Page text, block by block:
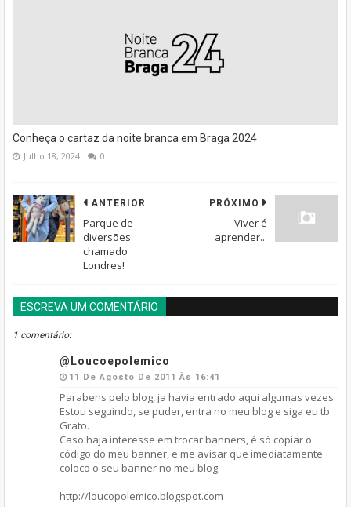
Conheça o cartaz da noite branca em Braga 2024
Julho 18, 2024 0
PRÓXIMO
Viver é
aprender...
ANTERIOR
Parque de
diversões
chamado
Londres!
ESCREVA UM COMENTÁRIO
1 comentário:
@loucoepolemico
11 De Agosto De 2011 Às 16:41
Parabens pelo blog, ja havia entrado aqui algumas vezes.
Estou seguindo, se puder, entra no meu blog e siga eu tb.
Grato.
Caso haja interesse em trocar banners, é só copiar o
código do meu banner, e me avisar que imediatamente
coloco o seu banner no meu blog.
http://loucopolemico.blogspot.com